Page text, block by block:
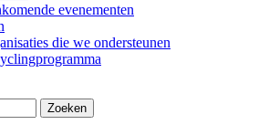
evenementen
die we ondersteunen